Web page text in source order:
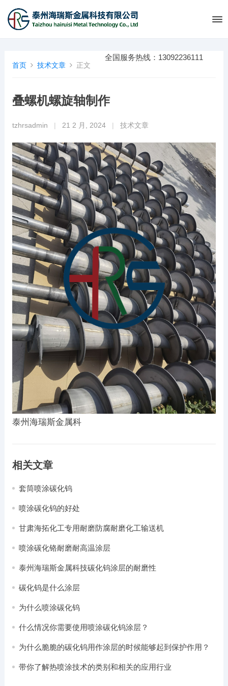
全国服务热线：13092236111
首页 技术文章 正文
叠螺机螺旋轴制作
tzhrsadmin 21 2 月, 2024 技术文章
泰州海瑞斯金属科
相关文章
套筒喷涂碳化钨
喷涂碳化钨的好处
甘肃海拓化工专用耐磨防腐耐磨化工输送机
喷涂碳化铬耐磨耐高温涂层
泰州海瑞斯金属科技碳化钨涂层的耐磨性
碳化钨是什么涂层
为什么喷涂碳化钨
什么情况你需要使用喷涂碳化钨涂层？
为什么脆脆的碳化钨用作涂层的时候能够起到保护作用？
带你了解热喷涂技术的类别和相关的应用行业